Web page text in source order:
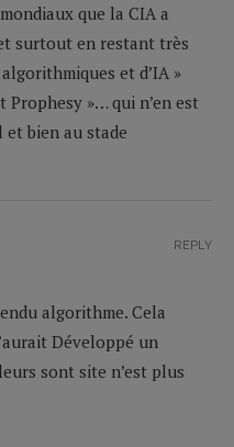
que la CIA a
surtout en restant très
et d’IA »
»… qui n’en est
et bien au stade
algorithme. Cela
Développé un
sont site n’est plus
REPLY